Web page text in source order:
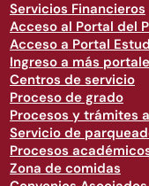
Servicios Financieros
Acceso al Portal del
Acceso a Portal
Ingreso a más
Centros de servicio
Proceso de grado
Procesos y trámites
Servicio de
Procesos
Zona de comidas